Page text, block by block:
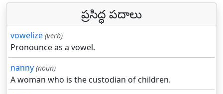
ప్రసిద్ధ పదాలు
vowelize (verb)
Pronounce as a vowel.
nanny (noun)
A woman who is the custodian of children.